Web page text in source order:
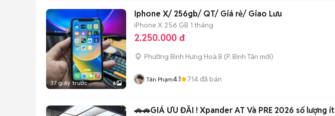
37 giây trước 6
Iphone X/ 256gb/ QT/ Giá rẻ/ Giao Lưu
iPhone X 256 GB 1 tháng
2.250.000 đ
Phường Bình Hưng Hoà B (P. Bình Tân mới)
Tân Phạm4.1 714đã bán
🚗🚗GIÁ ƯU ĐÃI ! Xpander AT Và PRE 2026 số lượng ít